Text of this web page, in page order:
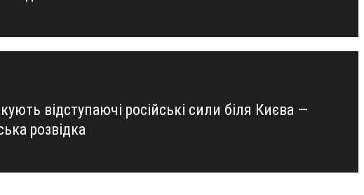
відступаючі російські сили біля Києва —
розвідка